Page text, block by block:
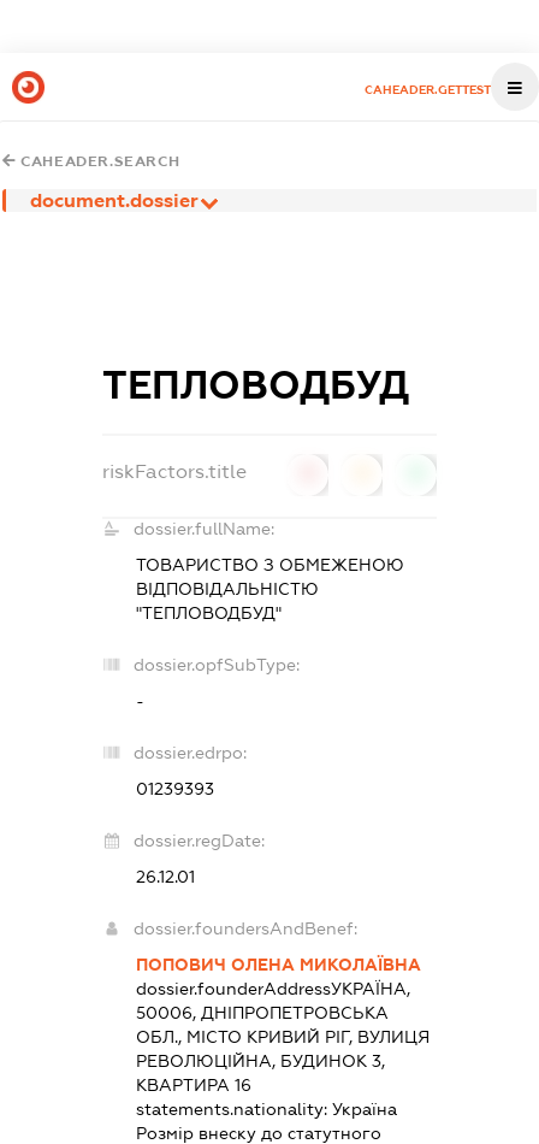
CAHEADER.GETTEST
CAHEADER.SEARCH
document.dossier
ТЕПЛОВОДБУД
riskFactors.title
dossier.fullName:
ТОВАРИСТВО З ОБМЕЖЕНОЮ
ВІДПОВІДАЛЬНІСТЮ
"ТЕПЛОВОДБУД"
dossier.opfSubType:
-
dossier.edrpo:
01239393
dossier.regDate:
26.12.01
dossier.foundersAndBenef:
ПОПОВИЧ ОЛЕНА МИКОЛАЇВНА
dossier.founderAddressУКРАЇНА,
50006, ДНІПРОПЕТРОВСЬКА
ОБЛ., МІСТО КРИВИЙ РІГ, ВУЛИЦЯ
РЕВОЛЮЦІЙНА, БУДИНОК 3,
КВАРТИРА 16
statements.nationality: Україна
Розмір внеску до статутного